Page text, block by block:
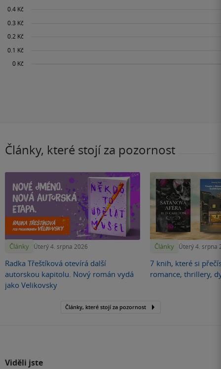
Články, které stojí za pozornost
Články Úterý 4. srpna 2026
Radka Třeštíková otevírá další
autorskou kapitolu. Nový román vydá
jako Velikovsky
Články Úterý 4. srpna
7 knih, které si
romance, thrillery,
Články, které stojí za pozornost
Viděli jste